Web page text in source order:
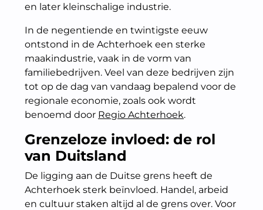
en later kleinschalige industrie.
In de negentiende en twintigste eeuw
ontstond in de Achterhoek een sterke
maakindustrie, vaak in de vorm van
familiebedrijven. Veel van deze bedrijven zijn
tot op de dag van vandaag bepalend voor de
regionale economie, zoals ook wordt
benoemd door Regio Achterhoek.
Grenzeloze invloed: de rol
van Duitsland
De ligging aan de Duitse grens heeft de
Achterhoek sterk beïnvloed. Handel, arbeid
en cultuur staken altijd al de grens over. Voor